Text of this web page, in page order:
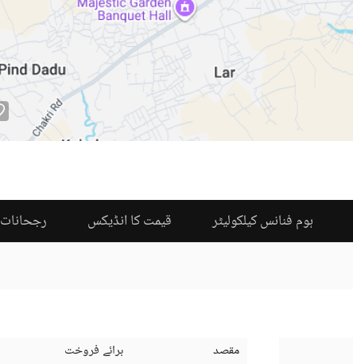
ہوم فنانس کیلکولیٹر قیمت کا انڈیکس رجحانات
مقصد
برائے فروخت